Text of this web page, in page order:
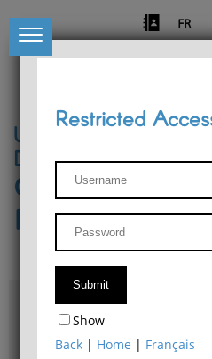
FR
University of Liège
Départment of
Center for
Research
Access & maps
Philosophy Department
Restricted
Show
Back | Home | Français